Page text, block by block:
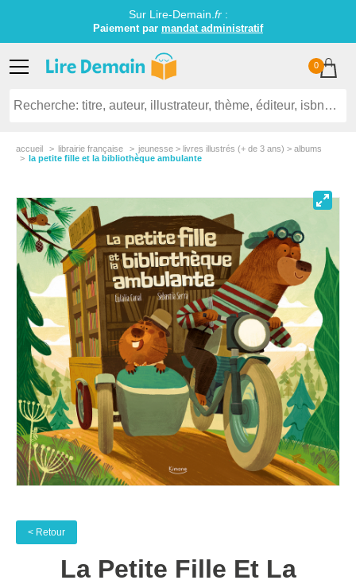
Sur Lire-Demain. fr:
Paiement par mandat administratif
0
accueil librairie française
jeunesse > livres illustrés (+ de 3 ans) > albums
la petite fille et la bibliothèque ambulante
< Retour
La Petite Fille Et La